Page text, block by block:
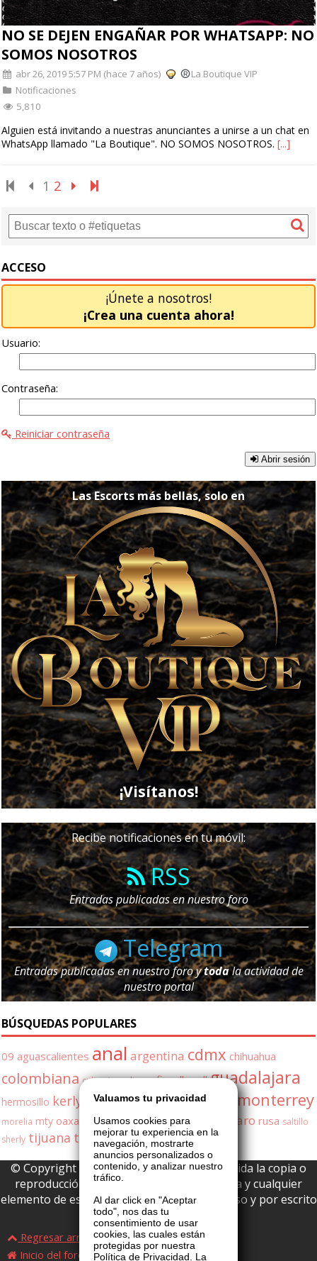
NO SE DEJEN ENGAÑAR POR WHATSAPP: NO
SOMOS NOSOTROS
abr 26, 2019 5:57 PM (hace 7 años)
La Boutique VIP
Notificaciones
5,810
Alguien está invitando a nuestras anunciantes a unirse a un chat en
WhatsApp llamado "La Boutique". NO SOMOS NOSOTROS. [...]
1 2
ACCESO
¡Únete a nosotros!
¡Crea una cuenta ahora!
Usuario:
Contraseña:
Reiniciar contraseña
Abrir sesión
Las Escorts más bellas, solo en
¡Visítanos!
Recibe notificaciones en tu móvil:
RSS
Entradas publicadas en nuestro foro
Telegram
Entradas publicadas en nuestro foro ytodala actividad de
nuestro portal
BÚSQUEDAS POPULARES
09 aguascalientes anal argentina cdmx chihuahua
colombiana culiac�n culiacan fiorella gdl guadalajara
hermosillo kerly kerly gonzalez leon mexicali monterrey
morelia mty oaxaca puebla quer�taro queretaro rusa saltillo
sherly tijuana toluca trio veracruz
© Copyright 2026 La Boutique VIP • Prohibida la copia o
reproducción parcial o total de esta página y cualquier
elemento de este website sin permiso expreso y por escrito
de La Boutique VIP.
Regresar arriba
Inicio del foro
Valuamos tu privacidad
Usamos cookies para
mejorar tu experiencia en la
navegación, mostrarte
anuncios personalizados o
contenido, y analizar nuestro
tráfico.
Al dar click en "Aceptar
todo", nos das tu
consentimiento de usar
cookies, las cuales están
protegidas por nuestra
Política de Privacidad. La